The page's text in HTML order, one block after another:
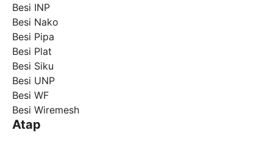
Besi INP
Besi Nako
Besi Pipa
Besi Plat
Besi Siku
Besi UNP
Besi WF
Besi Wiremesh
Atap